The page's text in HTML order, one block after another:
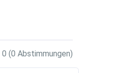
0 (0 Abstimmungen)